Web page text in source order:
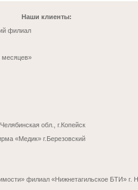
Наши клиенты:
филиал
обл., г.Копейск
«Медик» г.Березовский
филиал «Нижнетагильское БТИ» г.